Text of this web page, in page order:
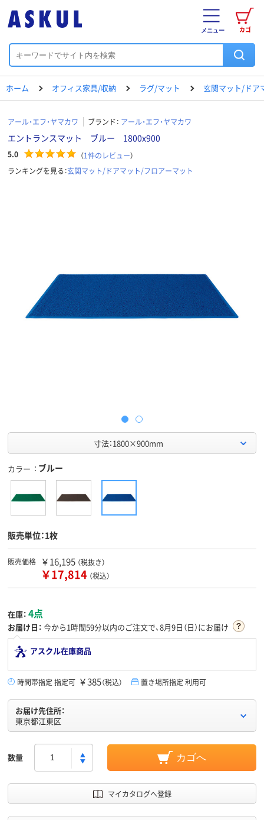
カゴ
メニュー
ホーム オフィス家具/収納 ラグ/マット 玄関マット/ドア
アール・エフ・ヤマカワ ブランド： アール・エフ・ヤマカワ
エントランスマット ブルー 1800x900
5.0 （1件のレビュー）
ランキングを見る：玄関マット/ドアマット/フロアーマット
寸法：1800×900mm
カラー ブルー
販売単位：1枚
販売価格 ￥16,195 （税抜き）
￥17,814 （税込）
在庫： 4点
お届け日： 今から1時間59分以内のご注文で、8月9日（日）にお届け
アスクル在庫商品
時間帯指定 指定可 ￥385（税込） 置き場所指定 利用可
お届け先住所：
東京都江東区
数量 カゴへ
マイカタログへ登録